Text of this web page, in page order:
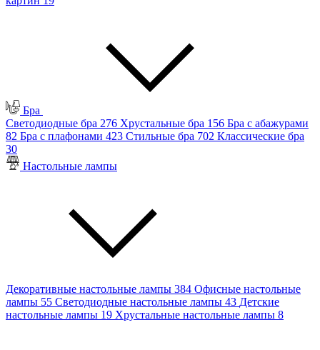
Бра
Светодиодные бра 276 Хрустальные бра 156 Бра с абажурами
82 Бра с плафонами 423 Стильные бра 702 Классические бра
30
Настольные лампы
Декоративные настольные лампы 384 Офисные настольные
лампы 55 Светодиодные настольные лампы 43 Детские
настольные лампы 19 Хрустальные настольные лампы 8